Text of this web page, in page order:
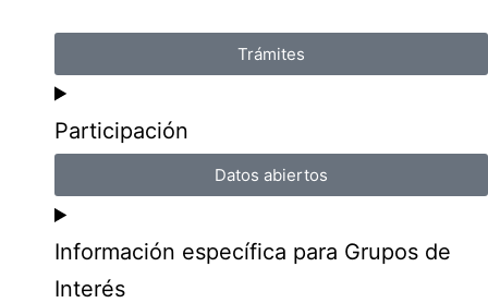
Trámites
Participación
Datos abiertos
Información específica para Grupos de
Interés